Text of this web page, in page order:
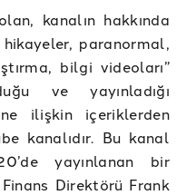
kanalın hakkında
hikayeler, paranormal,
bilgi videoları”
ve yayınladığı
ilişkin içeriklerden
kanalıdır. Bu kanal
yayınlanan bir
Direktörü Frank